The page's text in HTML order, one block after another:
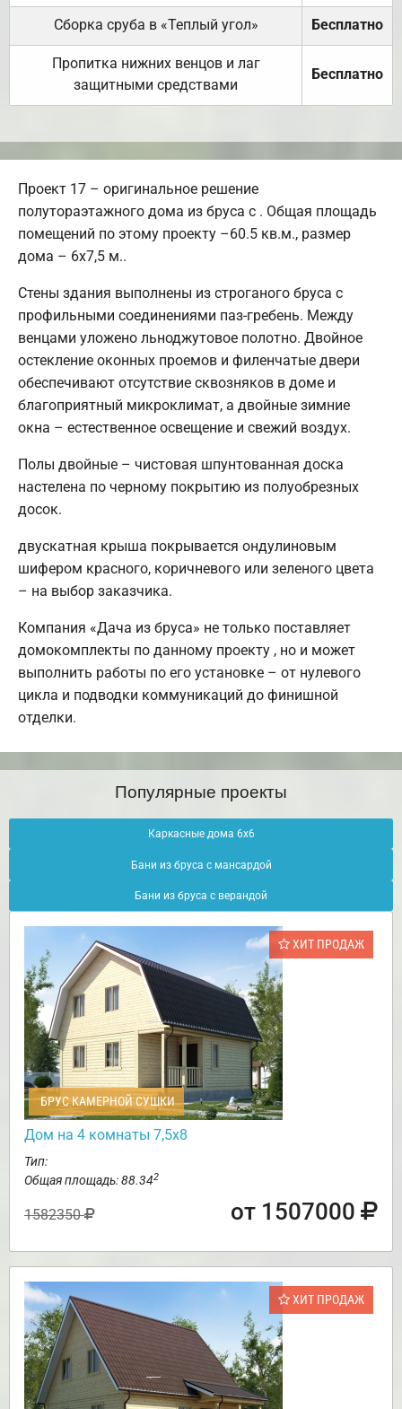
Сборка сруба в «Теплый угол» Бесплатно
Пропитка нижних венцов и лаг
защитными средствами
Бесплатно
Проект 17 – оригинальное решение
полутораэтажного дома из бруса с . Общая площадь
помещений по этому проекту –60.5 кв.м., размер
дома – 6х7,5 м..
Стены здания выполнены из строганого бруса с
профильными соединениями паз-гребень. Между
венцами уложено льноджутовое полотно. Двойное
остекление оконных проемов и филенчатые двери
обеспечивают отсутствие сквозняков в доме и
благоприятный микроклимат, а двойные зимние
окна – естественное освещение и свежий воздух.
Полы двойные – чистовая шпунтованная доска
настелена по черному покрытию из полуобрезных
досок.
двускатная крыша покрывается ондулиновым
шифером красного, коричневого или зеленого цвета
– на выбор заказчика.
Компания «Дача из бруса» не только поставляет
домокомплекты по данному проекту , но и может
выполнить работы по его установке – от нулевого
цикла и подводки коммуникаций до финишной
отделки.
Популярные проекты
Каркасные дома 6х6
Бани из бруса с мансардой
Бани из бруса с верандой
ХИТ ПРОДАЖ
БРУС КАМЕРНОЙ СУШКИ
Дом на 4 комнаты 7,5х8
Тип:
Общая площадь: 88.342
1582350 от 1507000
ХИТ ПРОДАЖ